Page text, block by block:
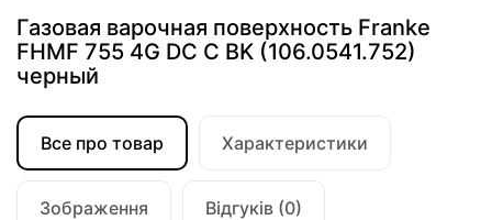
Газовая варочная поверхность Franke
FHMF 755 4G DC C BK (106.0541.752)
черный
Все про товар Характеристики
Зображення Відгуків (0)